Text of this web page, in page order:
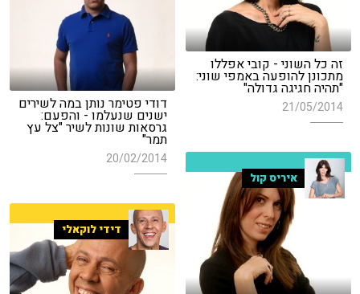
זה כל השוני - קובי אפללו
מתכונן להופעה באמפי שוני:
"תהיה חגיגה גדולה"
21/05/2014 דודי פטימר נותן במה לשירים
ישנים שנעלמו - והפעם:
גרסאות שונות לשיר "צל עץ
תמר"
20/02/2014
איריס קול
דידי לוקאלי